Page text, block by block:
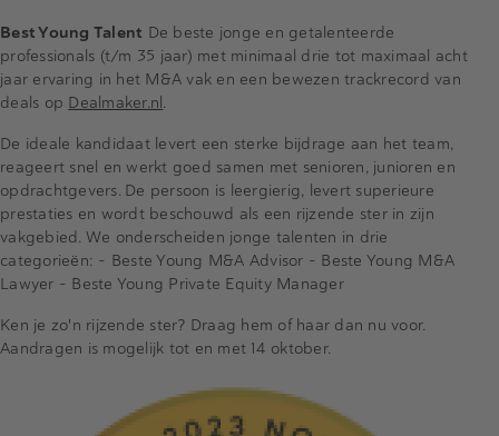
Best Young Talent De beste jonge en getalenteerde
professionals (t/m 35 jaar) met minimaal drie tot maximaal acht
jaar ervaring in het M&A vak en een bewezen trackrecord van
deals op Dealmaker.nl
De ideale kandidaat levert een sterke bijdrage aan het team,
reageert snel en werkt goed samen met senioren, junioren en
opdrachtgevers. De persoon is leergierig, levert superieure
prestaties en wordt beschouwd als een rijzende ster in zijn
vakgebied. We onderscheiden jonge talenten in drie
categorieën: – Beste Young M&A Advisor – Beste Young M&A
Lawyer – Beste Young Private Equity Manager
Ken je zo'n rijzende ster? Draag hem of haar dan nu voor.
Aandragen is mogelijk tot en met 14 oktober.